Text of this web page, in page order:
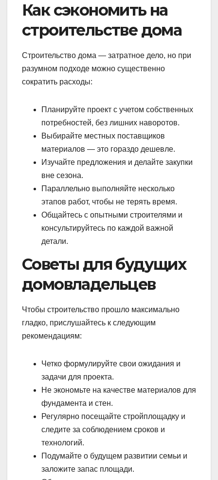
Как сэкономить на
строительстве дома
Строительство дома — затратное дело, но при
разумном подходе можно существенно
сократить расходы:
Планируйте проект с учетом собственных
потребностей, без лишних наворотов.
Выбирайте местных поставщиков
материалов — это гораздо дешевле.
Изучайте предложения и делайте закупки
вне сезона.
Параллельно выполняйте несколько
этапов работ, чтобы не терять время.
Общайтесь с опытными строителями и
консультируйтесь по каждой важной
детали.
Советы для будущих
домовладельцев
Чтобы строительство прошло максимально
гладко, прислушайтесь к следующим
рекомендациям:
Четко формулируйте свои ожидания и
задачи для проекта.
Не экономьте на качестве материалов для
фундамента и стен.
Регулярно посещайте стройплощадку и
следите за соблюдением сроков и
технологий.
Подумайте о будущем развитии семьи и
заложите запас площади.